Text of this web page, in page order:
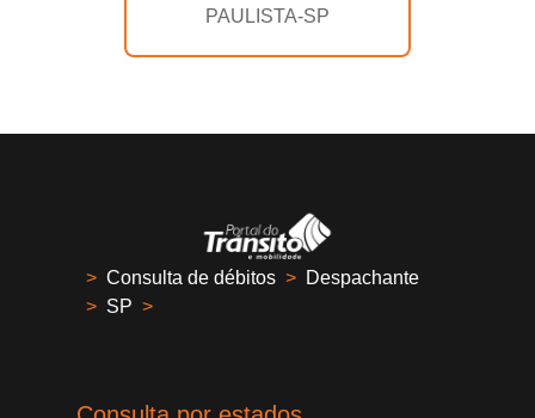
PAULISTA-SP
> Consulta de débitos > Despachante
> SP >